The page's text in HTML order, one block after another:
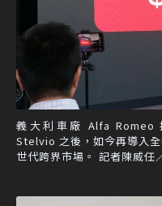
義大利車廠 Alfa Romeo
Stelvio 之後，如今再導入
世代跨界市場。 記者陳威任